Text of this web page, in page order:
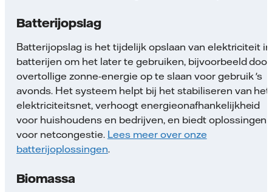
Batterijopslag
Batterijopslag is het tijdelijk opslaan van elektriciteit in
batterijen om het later te gebruiken, bijvoorbeeld door
overtollige zonne-energie op te slaan voor gebruik 's
avonds. Het systeem helpt bij het stabiliseren van het
elektriciteitsnet, verhoogt energieonafhankelijkheid
voor huishoudens en bedrijven, en biedt oplossingen
voor netcongestie. Lees meer over onze
batterijoplossingen.
Biomassa